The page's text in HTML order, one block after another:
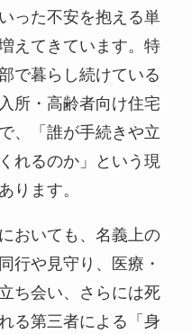
った不安を抱える単
えてきています。特
で暮らし続けている
所・高齢者向け住宅
、「誰が手続きや立
れるのか」という現
ります。
おいても、名義上の
行や見守り、医療・
ち会い、さらには死
る第三者による「身